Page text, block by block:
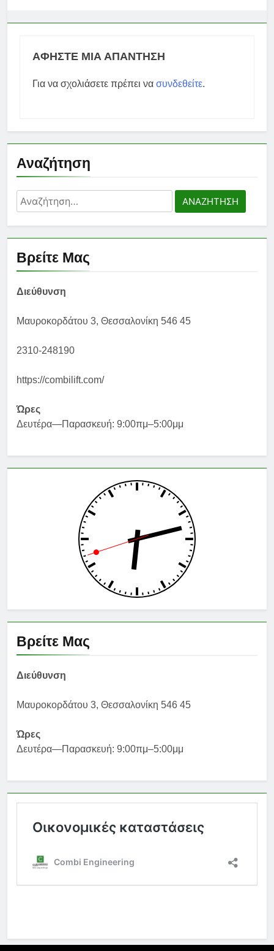
ΑΦΉΣΤΕ ΜΙΑ ΑΠΆΝΤΗΣΗ
Για να σχολιάσετε πρέπει να συνδεθείτε.
Αναζήτηση
Αναζήτηση
για:
Βρείτε Μας
Διεύθυνση
Μαυροκορδάτου 3, Θεσσαλονίκη 546 45
2310-248190
https://combilift.com/
Ώρες
Δευτέρα—Παρασκευή: 9:00πμ–5:00μμ
Βρείτε Μας
Διεύθυνση
Μαυροκορδάτου 3, Θεσσαλονίκη 546 45
Ώρες
Δευτέρα—Παρασκευή: 9:00πμ–5:00μμ